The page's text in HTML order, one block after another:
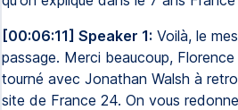
[00:06:11] Speaker 1: Voilà, le
passage. Merci beaucoup,
tourné avec Jonathan Walsh à
site de France 24. On vous